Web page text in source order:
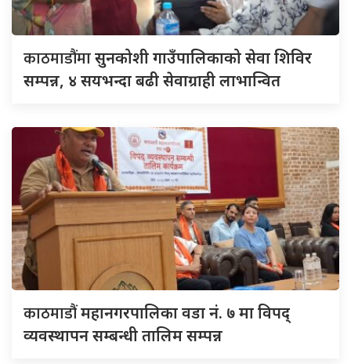
काठमाडौंमासुनकोशी गाउँपालिकाको सेवा शिविर
सम्पन्न, ४ सयभन्दा बढी सेवाग्राही लाभान्वित
काठमाडौंमहानगरपालिका वडा नं. ७ मा विपद्
व्यवस्थापन सम्बन्धी तालिम सम्पन्न